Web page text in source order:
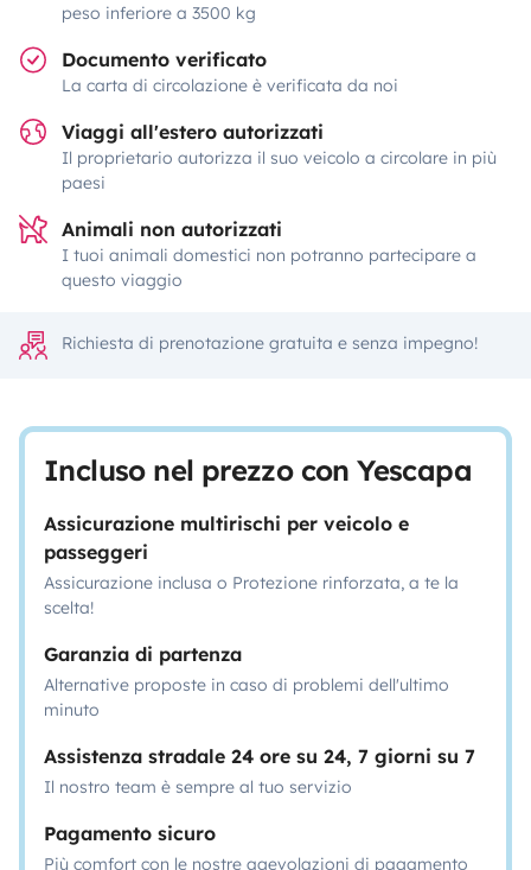
peso inferiore a 3500 kg
Documento verificato
La carta di circolazione è verificata da noi
Viaggi all'estero autorizzati
Il proprietario autorizza il suo veicolo a circolare in più
paesi
Animali non autorizzati
I tuoi animali domestici non potranno partecipare a
questo viaggio
Richiesta di prenotazione gratuita e senza impegno!
Incluso nel prezzo con Yescapa
Assicurazione multirischi per veicolo e
passeggeri
Assicurazione inclusa o Protezione rinforzata, a te la
scelta!
Garanzia di partenza
Alternative proposte in caso di problemi dell'ultimo
minuto
Assistenza stradale 24 ore su 24, 7 giorni su 7
Il nostro team è sempre al tuo servizio
Pagamento sicuro
Più comfort con le nostre agevolazioni di pagamento